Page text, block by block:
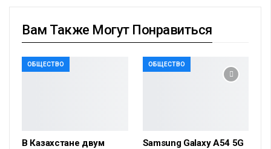
Вам Также Могут Понравиться
ОБЩЕСТВО
В Казахстане двум
ОБЩЕСТВО
Samsung Galaxy A54 5G